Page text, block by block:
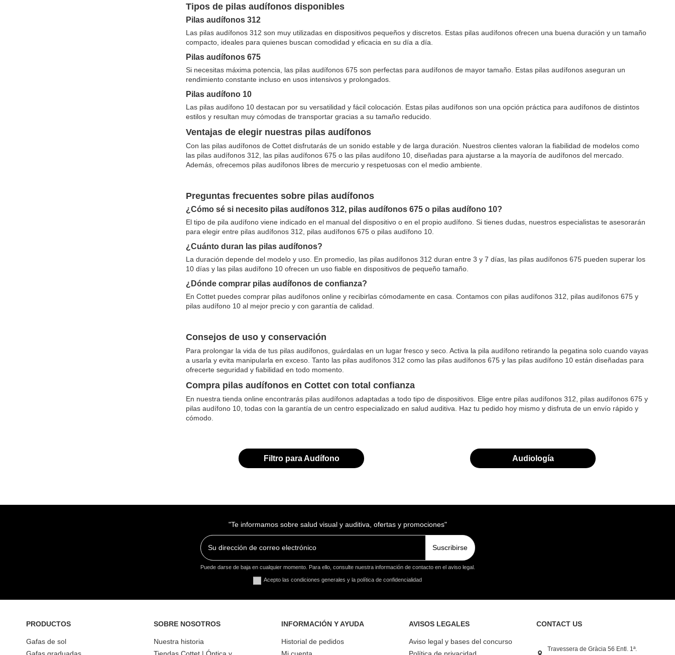
Tipos de pilas audífonos disponibles
Pilas audífonos 312
Las pilas audífonos 312 son muy utilizadas en dispositivos pequeños y discretos. Estas pilas audífonos ofrecen una buena duración y un tamaño
compacto, ideales para quienes buscan comodidad y eficacia en su día a día.
Pilas audífonos 675
Si necesitas máxima potencia, las pilas audífonos 675 son perfectas para audífonos de mayor tamaño. Estas pilas audífonos aseguran un
rendimiento constante incluso en usos intensivos y prolongados.
Pilas audífono 10
Las pilas audífono 10 destacan por su versatilidad y fácil colocación. Estas pilas audífonos son una opción práctica para audífonos de distintos
estilos y resultan muy cómodas de transportar gracias a su tamaño reducido.
Ventajas de elegir nuestras pilas audífonos
Con las pilas audífonos de Cottet disfrutarás de un sonido estable y de larga duración. Nuestros clientes valoran la fiabilidad de modelos como
las pilas audífonos 312, las pilas audífonos 675 o las pilas audífono 10, diseñadas para ajustarse a la mayoría de audífonos del mercado.
Además, ofrecemos pilas audífonos libres de mercurio y respetuosas con el medio ambiente.
Preguntas frecuentes sobre pilas audífonos
¿Cómo sé si necesito pilas audífonos 312, pilas audífonos 675 o pilas audífono 10?
El tipo de pila audífono viene indicado en el manual del dispositivo o en el propio audífono. Si tienes dudas, nuestros especialistas te asesorarán
para elegir entre pilas audífonos 312, pilas audífonos 675 o pilas audífono 10.
¿Cuánto duran las pilas audífonos?
La duración depende del modelo y uso. En promedio, las pilas audífonos 312 duran entre 3 y 7 días, las pilas audífonos 675 pueden superar los
10 días y las pilas audífono 10 ofrecen un uso fiable en dispositivos de pequeño tamaño.
¿Dónde comprar pilas audífonos de confianza?
En Cottet puedes comprar pilas audífonos online y recibirlas cómodamente en casa. Contamos con pilas audífonos 312, pilas audífonos 675 y
pilas audífono 10 al mejor precio y con garantía de calidad.
Consejos de uso y conservación
Para prolongar la vida de tus pilas audífonos, guárdalas en un lugar fresco y seco. Activa la pila audífono retirando la pegatina solo cuando vayas
a usarla y evita manipularla en exceso. Tanto las pilas audífonos 312 como las pilas audífonos 675 y las pilas audífono 10 están diseñadas para
ofrecerte seguridad y fiabilidad en todo momento.
Compra pilas audífonos en Cottet con total confianza
En nuestra tienda online encontrarás pilas audífonos adaptadas a todo tipo de dispositivos. Elige entre pilas audífonos 312, pilas audífonos 675 y
pilas audífono 10, todas con la garantía de un centro especializado en salud auditiva. Haz tu pedido hoy mismo y disfruta de un envío rápido y
cómodo.
Filtro para Audífono Audiología
"Te informamos sobre salud visual y auditiva, ofertas y promociones"
Suscribirse
Puede darse de baja en cualquier momento. Para ello, consulte nuestra información de contacto en el aviso legal.
Acepto las condiciones generales y la política de confidencialidad
PRODUCTOS
Gafas de sol
SOBRE NOSOTROS
Nuestra historia
INFORMACIÓN Y AYUDA
Historial de pedidos
AVISOS LEGALES
Aviso legal y bases del concurso
CONTACT US
Travessera de Gràcia 56 Entl. 1ª.